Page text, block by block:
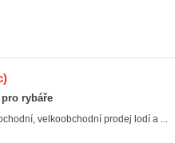
rybáře
velkoobchodní prodej lodí a ...